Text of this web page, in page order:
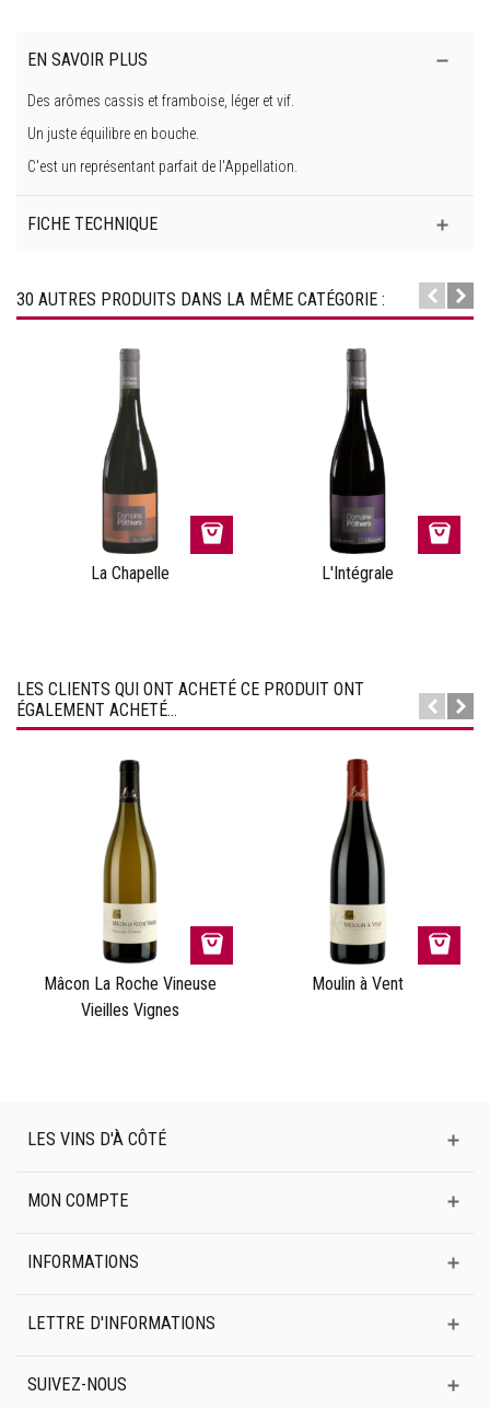
EN SAVOIR PLUS
Des arômes cassis et framboise, léger et vif.
Un juste équilibre en bouche.
C'est un représentant parfait de l'Appellation.
FICHE TECHNIQUE
30 AUTRES PRODUITS DANS LA MÊME CATÉGORIE :
La Chapelle L'Intégrale
LES CLIENTS QUI ONT ACHETÉ CE PRODUIT ONT
ÉGALEMENT ACHETÉ...
Mâcon La Roche Vineuse
Vieilles Vignes
Moulin à Vent
LES VINS D'À CÔTÉ
MON COMPTE
INFORMATIONS
LETTRE D'INFORMATIONS
SUIVEZ-NOUS